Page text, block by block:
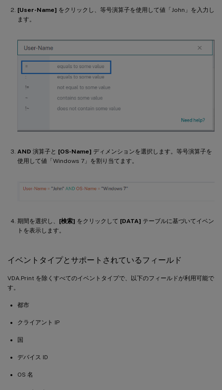
[User-Name] をクリックし、等号演算子を使用して値「John」を入力し
ます。
AND 演算子と [OS-Name] ディメンションを選択します。等号演算子を
使用して値「Windows 7」を割り当てます。
期間を選択し、 [検索] をクリックして [DATA] テーブルに基づいてイベン
トを表示します。
イベントタイプとサポートされているフィールド
VDA.Print を除くすべてのイベントタイプで、以下のフィールドが利用可能で
す。
都市
クライアント IP
国
デバイス ID
OS 名